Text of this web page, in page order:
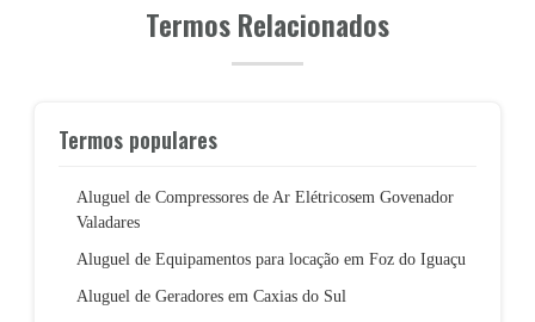
Termos Relacionados
Termos populares
Aluguel de Compressores de Ar Elétricosem Govenador
Valadares
Aluguel de Equipamentos para locação em Foz do Iguaçu
Aluguel de Geradores em Caxias do Sul